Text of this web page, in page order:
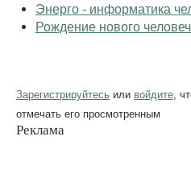
Энерго - информатика
Рождение нового
Зарегистрируйтесь или войдите ,
отмечать его просмотренным
Реклама